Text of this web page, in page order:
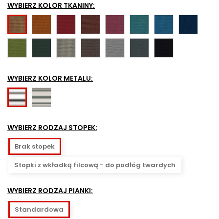
WYBIERZ KOLOR TKANINY:
CUR61260CUR62082CUR64196CUR61258
CUR68182CUR61259 CUR61169CUR60112
WYBIERZ KOLOR METALU:
Chromowany
(błyszczący)
Stal
chromowana
WYBIERZ RODZAJ STOPEK:
Brak stopek
Stopki z wkładką filcową - do podłóg twardych
WYBIERZ RODZAJ PIANKI:
Standardowa